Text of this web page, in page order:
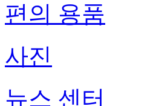
편의 용품
사진
뉴스 센터